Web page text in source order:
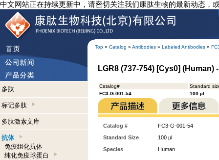
中文网站正在持续更新中，请密切关注我们康肽生物的最新动态，
Top » Catalog » Antibodies » Labeled Antibodies »
多肽
标记多肽
多肽激素文库
抗体
免疫组化抗体
纯化免疫球蛋白
LGR8 (737-754) [Cys0]
Catalog#
Standard
FC3-G-001-54
100 µl
Catalog #
FC3-G-001-54
Standard Size
100 µl
Species
Human